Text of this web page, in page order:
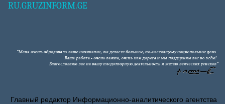
RU.GRUZINFORM.GE
Главный редактор Информационно-аналитического агентства